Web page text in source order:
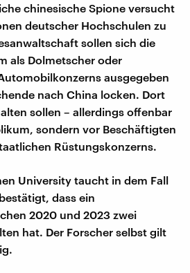
chinesische Spione versucht
deutscher Hochschulen zu
sollen sich die
als Dolmetscher oder
ausgegeben
nach China locken. Dort
sollen – allerdings offenbar
sondern vor Beschäftigten
Rüstungskonzerns.
University taucht in dem Fall
dass ein
2020 und 2023 zwei
hat. Der Forscher selbst gilt